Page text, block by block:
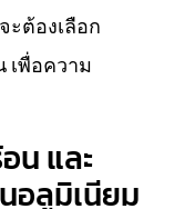
ะต้องเลือก
เพื่อความ
น และ
อลูมิเนียม